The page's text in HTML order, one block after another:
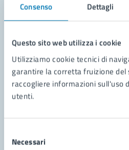
Consenso Dettagli
Questo sito web utilizza i cookie
Utilizziamo cookie tecnici di
garantire la corretta fruizione
raccogliere informazioni sull'uso
utenti.
delNecessari
Contatta il comune
Leggi le domande frequenti
Richiedi assistenza
Prenota appuntamento